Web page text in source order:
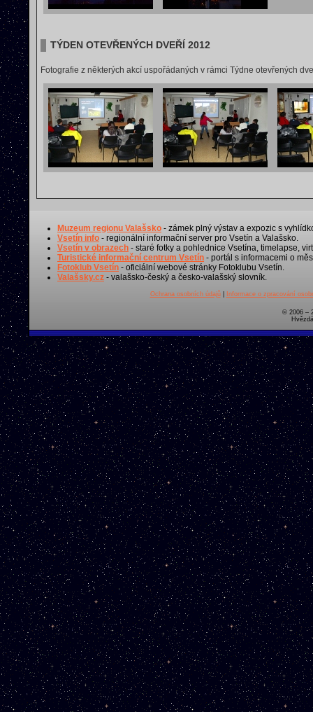
TÝDEN OTEVŘENÝCH DVEŘÍ 2012
Fotografie z některých akcí uspořádaných v rámci Týdne otevřených
Muzeum regionu Valašsko - zámek plný výstav a expozic s
Vsetín info - regionální informační server pro Vsetín a Valašsko.
Vsetín v obrazech - staré fotky a pohlednice Vsetína, timelapse,
Turistické informační centrum Vsetín - portál s informacemi o
Fotoklub Vsetín - oficiální webové stránky Fotoklubu Vsetín.
Valašsky.cz - valašsko-český a česko-valašský slovník.
Ochrana osobních údajů| Informace o zpracování
© 2006 –